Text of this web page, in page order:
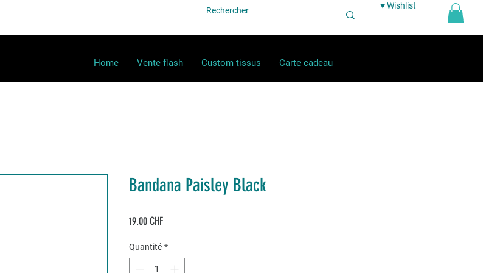
♥ Wishlist
Home Vente flash Custom tissus Carte cadeau
Bandana Paisley Black
19.00 CHFPrix
Quantité *